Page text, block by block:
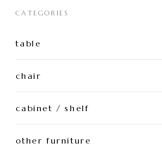
CATEGORIES
table
chair
cabinet / shelf
other furniture